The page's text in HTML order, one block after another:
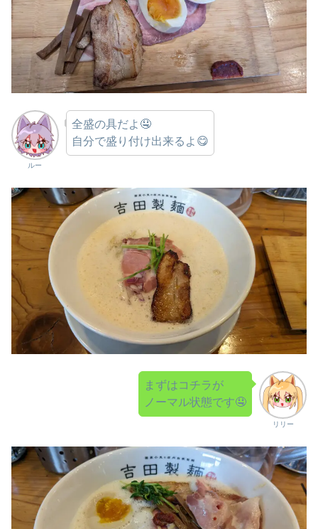
ルー
全盛の具だよ🤤
自分で盛り付け出来るよ😋
リリー
まずはコチラが
ノーマル状態です🤤